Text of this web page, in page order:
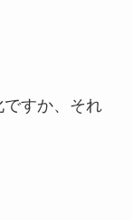
すか、それ